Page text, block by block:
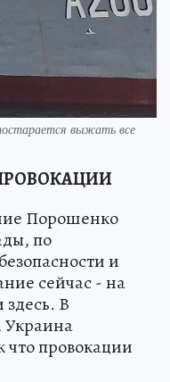
выжать все
Порошенко
по
и
сейчас - на
В
Украина
что провокации